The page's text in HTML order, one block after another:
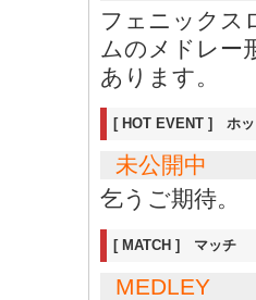
フェニックス
ムのメドレー
あります。
[ HOT EVENT ] ホッ
未公開中
乞うご期待。
[ MATCH ] マッチ
MEDLEY